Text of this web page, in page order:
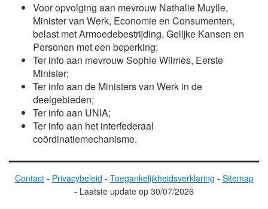
Voor opvolging aan mevrouw Nathalie Muylle,
Minister van Werk, Economie en Consumenten,
belast met Armoedebestrijding, Gelijke Kansen en
Personen met een beperking;
Ter info aan mevrouw Sophie Wilmès, Eerste
Minister;
Ter info aan de Ministers van Werk in de
deelgebieden;
Ter info aan UNIA;
Ter info aan het interfederaal
coördinatiemechanisme.
Contact - Privacybeleid - Toegankelijkheidsverklaring - Sitemap
- Laatste update op 30/07/2026